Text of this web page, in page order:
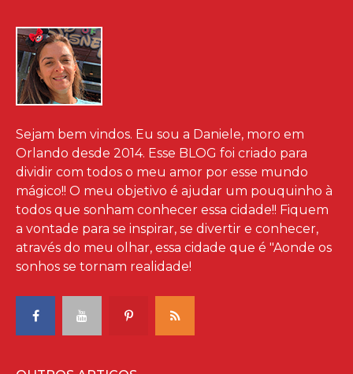
Sejam bem vindos. Eu sou a Daniele, moro em
Orlando desde 2014. Esse BLOG foi criado para
dividir com todos o meu amor por esse mundo
mágico!! O meu objetivo é ajudar um pouquinho à
todos que sonham conhecer essa cidade!! Fiquem
a vontade para se inspirar, se divertir e conhecer,
através do meu olhar, essa cidade que é "Aonde os
sonhos se tornam realidade!